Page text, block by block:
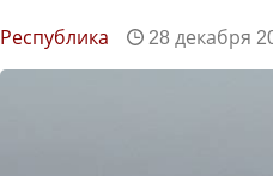
Республика 28 декабря